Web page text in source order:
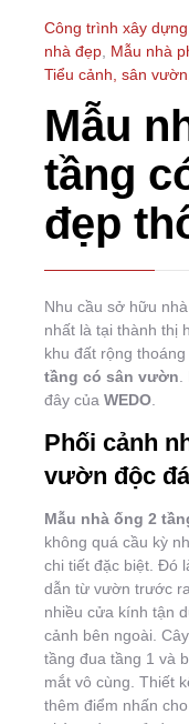
Công trình xây dựng
nhà đẹp Mẫu nhà
Tiểu cảnh, sân
Mẫu
tầng
đẹp
Nhu cầu sở hữu
nhất là tại thành thị
khu đất rộng
tầng có sân vườn
đây của WEDO
Phối cảnh
vườn độc
Mẫu nhà ống 2
không quá cầu kỳ
chi tiết đặc biệt. Đó
dẫn từ vườn trước
nhiều cửa kính tận
cảnh bên ngoài.
tầng đua tầng 1 và
mắt vô cùng. Thiết
thêm điểm nhấn